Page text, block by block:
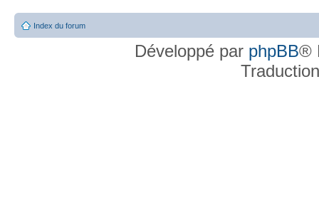
Index du forum
Développé par phpBB®